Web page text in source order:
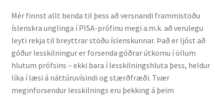
Styrkir og verðlaun
Utan Háskólans
Verkefnisstjórn
Þjónusta
Mér finnst allt benda til þess að versnandi frammistöðu
íslenskra unglinga í PISA-prófinu megi a.m.k. að verulegu
leyti rekja til breyttrar stöðu íslenskunnar. Það er ljóst að
góður lesskilningur er forsenda góðrar útkomu í öllum
hlutum prófsins – ekki bara í lesskilningshluta þess, heldur
líka í læsi á náttúruvísindi og stærðfræði. Tvær
meginforsendur lesskilnings eru þekking á þeim